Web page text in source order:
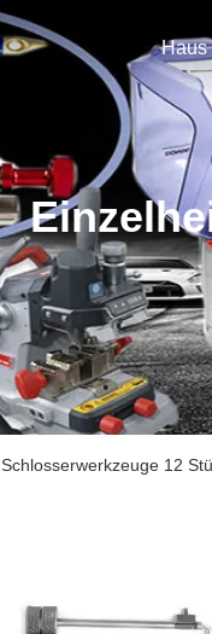
Haus
Schlosserwerkzeuge 12